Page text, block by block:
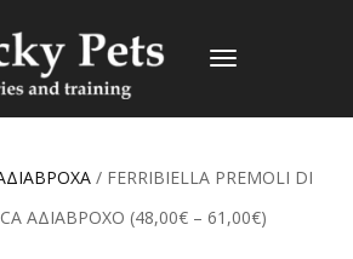
TOGGLE
/ FERRIBIELLA PREMOLI DI
ΑΔΙΑΒΡΟΧΟ (48,00€ – 61,00€)